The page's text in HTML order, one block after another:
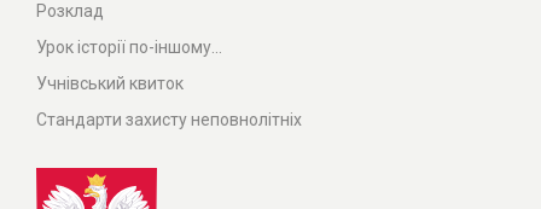
Розклад
Урок історії по-іншому...
Учнівський квиток
Стандарти захисту неповнолітніх